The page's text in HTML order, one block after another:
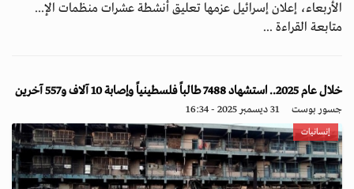
الأربعاء، إعلان إسرائيل عزمها تعليق أنشطة عشرات منظمات الإ...
متابعة القراءة ...
خلال عام 2025.. استشهاد 7488 طالباً فلسطينياً وإصابة 10 آلاف و557 آخرين
جسور بوست 31 ديسمبر 2025 - 16:34
إنسانيات